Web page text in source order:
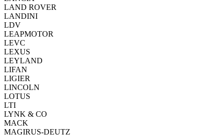
LAND ROVER
LANDINI
LDV
LEAPMOTOR
LEVC
LEXUS
LEYLAND
LIFAN
LIGIER
LINCOLN
LOTUS
LTI
LYNK & CO
MACK
MAGIRUS-DEUTZ